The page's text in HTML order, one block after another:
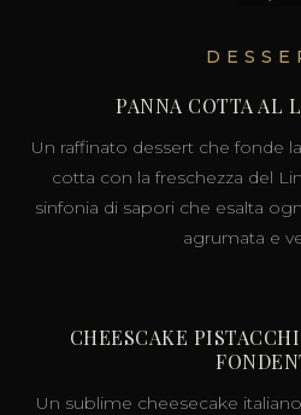
PANNA COTTA AL
Un raffinato dessert che fonde
cotta con la freschezza del
sinfonia di sapori che esalta
agrumata e
CHEESCAKE
Un sublime cheesecake